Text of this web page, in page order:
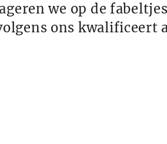
we op de
ons kwalificeert